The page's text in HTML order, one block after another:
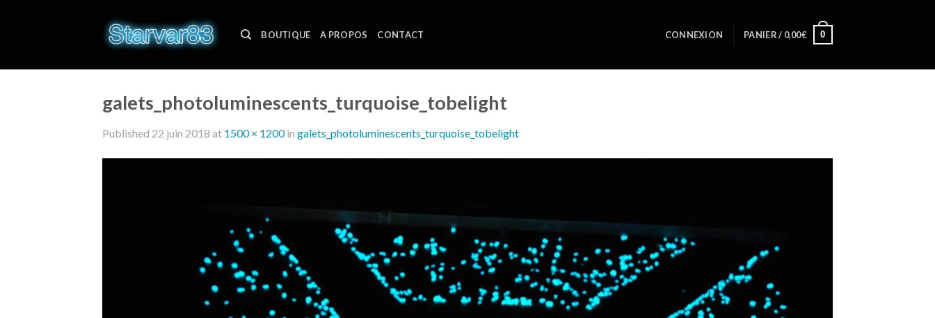
BOUTIQUE A PROPOS CONTACT CONNEXION PANIER / 0,00€ 0
galets_photoluminescents_turquoise_tobelight
Published 22 juin 2018 at 1500 × 1200in galets_photoluminescents_turquoise_tobelight